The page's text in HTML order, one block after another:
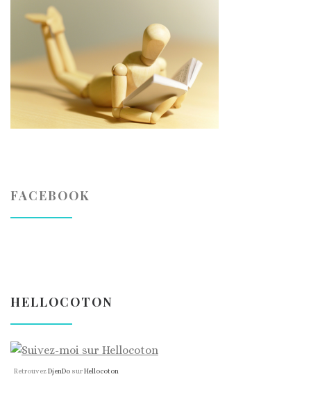
FACEBOOK
HELLOCOTON
RetrouvezDjenDo surHellocoton